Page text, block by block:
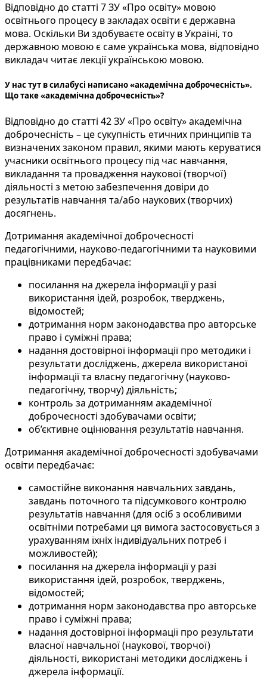
Відповідно до статті 7 ЗУ «Про освіту» мовою
освітнього процесу в закладах освіти є державна
мова. Оскільки Ви здобуваєте освіту в Україні, то
державною мовою є саме українська мова, відповідно
викладач читає лекції українською мовою.
У нас тут в силабусі написано «академічна доброчесність».
Що таке «академічна доброчесність»?
Відповідно до статті 42 ЗУ «Про освіту» академічна
доброчесність – це сукупність етичних принципів та
визначених законом правил, якими мають керуватися
учасники освітнього процесу під час навчання,
викладання та провадження наукової (творчої)
діяльності з метою забезпечення довіри до
результатів навчання та/або наукових (творчих)
досягнень.
Дотримання академічної доброчесності
педагогічними, науково-педагогічними та науковими
працівниками передбачає:
посилання на джерела інформації у разі
використання ідей, розробок, тверджень,
відомостей;
дотримання норм законодавства про авторське
право і суміжні права;
надання достовірної інформації про методики і
результати досліджень, джерела використаної
інформації та власну педагогічну (науково-
педагогічну, творчу) діяльність;
контроль за дотриманням академічної
доброчесності здобувачами освіти;
об’єктивне оцінювання результатів навчання.
Дотримання академічної доброчесності здобувачами
освіти передбачає:
самостійне виконання навчальних завдань,
завдань поточного та підсумкового контролю
результатів навчання (для осіб з особливими
освітніми потребами ця вимога застосовується з
урахуванням їхніх індивідуальних потреб і
можливостей);
посилання на джерела інформації у разі
використання ідей, розробок, тверджень,
відомостей;
дотримання норм законодавства про авторське
право і суміжні права;
надання достовірної інформації про результати
власної навчальної (наукової, творчої)
діяльності, використані методики досліджень і
джерела інформації.